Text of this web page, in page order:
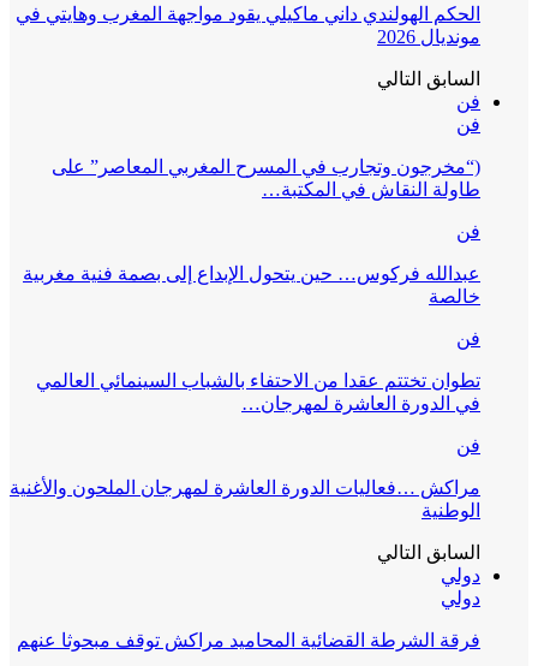
الحكم الهولندي داني ماكيلي يقود مواجهة المغرب وهايتي في
مونديال 2026
السابق التالي
فن
فن
(“مخرجون وتجارب في المسرح المغربي المعاصر” على
طاولة النقاش في المكتبة…
فن
عبدالله فركوس… حين يتحول الإبداع إلى بصمة فنية مغربية
خالصة
فن
تطوان تختتم عقدا من الاحتفاء بالشباب السينمائي العالمي
في الدورة العاشرة لمهرجان…
فن
مراكش …فعاليات الدورة العاشرة لمهرجان الملحون والأغنية
الوطنية
السابق التالي
دولي
دولي
فرقة الشرطة القضائية المحاميد مراكش توقف مبحوثا عنهم